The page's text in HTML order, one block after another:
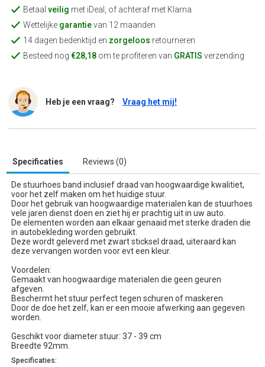
Betaal veilig met iDeal, of achteraf met Klarna
Wettelijke garantievan 12 maanden
14 dagen bedenktijd en zorgeloos retourneren
Besteed nog €28,18om te profiteren van GRATIS verzending
Heb je een vraag? Vraag het mij!
Specificaties Reviews (0)
De stuurhoes band inclusief draad van hoogwaardige kwalitiet,
voor het zelf maken om het huidige stuur.
Door het gebruik van hoogwaardige materialen kan de stuurhoes
vele jaren dienst doen en ziet hij er prachtig uit in uw auto.
De elementen worden aan elkaar genaaid met sterke draden die
in autobekleding worden gebruikt.
Deze wordt geleverd met zwart sticksel draad, uiteraard kan
deze vervangen worden voor evt een kleur.
Voordelen:
Gemaakt van hoogwaardige materialen die geen geuren
afgeven.
Beschermt het stuur perfect tegen schuren of maskeren.
Door de doe het zelf, kan er een mooie afwerking aan gegeven
worden.
Geschikt voor diameter stuur: 37 - 39 cm
Breedte 92mm.
Specificaties: